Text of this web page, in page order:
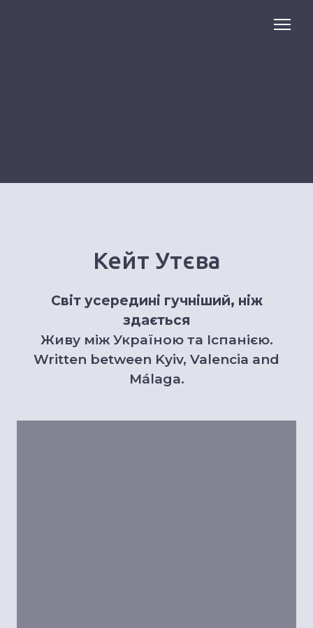
Кейт Утєва
Світ усередині гучніший, ніж
здається
Живу між Україною та Іспанією.
Written between Kyiv, Valencia and
Málaga.